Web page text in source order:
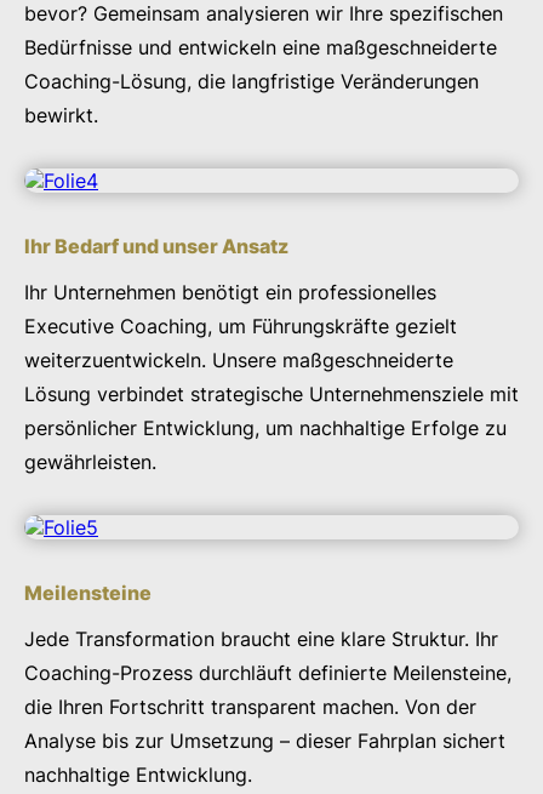
bevor? Gemeinsam analysieren wir Ihre spezifischen
Bedürfnisse und entwickeln eine maßgeschneiderte
Coaching-Lösung, die langfristige Veränderungen
bewirkt.
Ihr Bedarf und unser Ansatz
Ihr Unternehmen benötigt ein professionelles
Executive Coaching, um Führungskräfte gezielt
weiterzuentwickeln. Unsere maßgeschneiderte
Lösung verbindet strategische Unternehmensziele mit
persönlicher Entwicklung, um nachhaltige Erfolge zu
gewährleisten.
Meilensteine
Jede Transformation braucht eine klare Struktur. Ihr
Coaching-Prozess durchläuft definierte Meilensteine,
die Ihren Fortschritt transparent machen. Von der
Analyse bis zur Umsetzung – dieser Fahrplan sichert
nachhaltige Entwicklung.